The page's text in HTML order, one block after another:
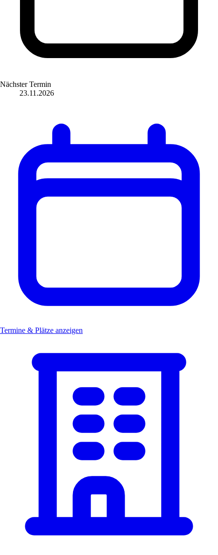
Nächster Termin
23.11.2026
Termine & Plätze anzeigen